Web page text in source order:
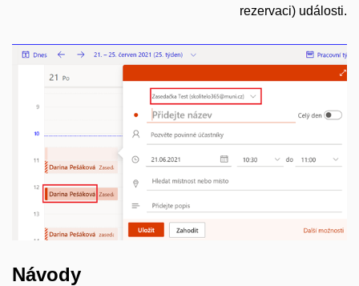
rezervaci) události.
Návody